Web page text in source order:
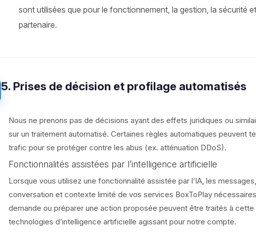
sont utilisées que pour le fonctionnement, la gestion, la sécurité
partenaire.
5. Prises de décision et profilage automatisés
Nous ne prenons pas de décisions ayant des effets juridiques ou
sur un traitement automatisé. Certaines règles automatiques peuvent
trafic pour se protéger contre les abus (ex. atténuation DDoS).
Fonctionnalités assistées par l’intelligence artificielle
Lorsque vous utilisez une fonctionnalité assistée par l’IA, les
conversation et contexte limité de vos services BoxToPlay
demande ou préparer une action proposée peuvent être traités à
technologies d’intelligence artificielle agissant pour notre compte.